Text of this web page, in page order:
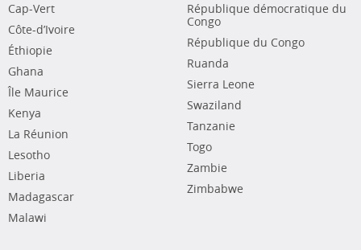
Cap-Vert
Côte-d’Ivoire
Éthiopie
Ghana
Île Maurice
Kenya
La Réunion
Lesotho
Liberia
Madagascar
Malawi
République démocratique du
Congo
République du Congo
Ruanda
Sierra Leone
Swaziland
Tanzanie
Togo
Zambie
Zimbabwe